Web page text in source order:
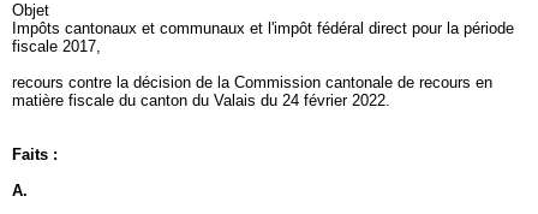
Objet
Impôts cantonaux et communaux et l'impôt fédéral direct pour la période
fiscale 2017,
recours contre la décision de la Commission cantonale de recours en
matière fiscale du canton du Valais du 24 février 2022.
Faits :
A.